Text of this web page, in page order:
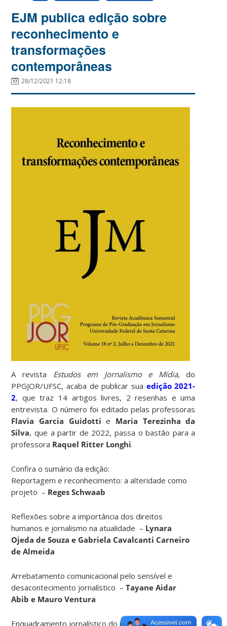
EJM publica edição sobre
reconhecimento e
transformações
contemporâneas
28/12/2021 12:18
A revista Estudos em Jornalismo e Mídia, do
PPGJOR/UFSC, acaba de publicar sua edição 2021-
2, que traz 14 artigos livres, 2 resenhas e uma
entrevista. O número foi editado pelas professoras
Flavia Garcia Guidotti e Maria Terezinha da
Silva, que a partir de 2022, passa o bastão para a
professora Raquel Ritter Longhi.
Confira o sumário da edição:
Reportagem e reconhecimento: a alteridade como
projeto – Reges Schwaab
Reflexões sobre a importância dos direitos
humanos e jornalismo na atualidade – Lynara
Ojeda de Souza e Gabriela Cavalcanti Carneiro
de Almeida
Arrebatamento comunicacional pelo sensível e
desacontecimento jornalístico –Tayane Aidar
Abib e Mauro Ventura
Enquadramento jornalístico do impeachment de